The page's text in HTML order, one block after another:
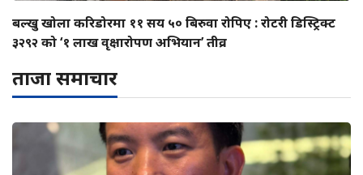
बल्खु खोला करिडोरमा ११ सय ५० बिरुवा रोपिए : रोटरी डिस्ट्रिक्ट
३२९२ को ‘१ लाख वृक्षारोपण अभियान’ तीव्र
ताजा समाचार